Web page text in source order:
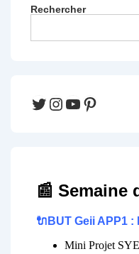
Rechercher
Twitter
Instagram
YouTube
Pinterest